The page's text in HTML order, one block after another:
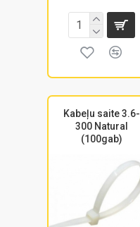
Kabeļu saite 3.6-
300 Natural
(100gab)